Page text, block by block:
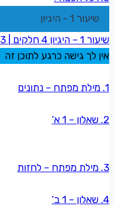
שיעור 1 - היגיון
שיעור 1 – היגיון
4 חלקים
3 מבחנים
אין לך גישה כרגע לתוכן זה
1. מילת מפתח – נתונים
2. שאלון – 1 א’
3. מילת מפתח – לחזות
4. שאלון – 1 ב’